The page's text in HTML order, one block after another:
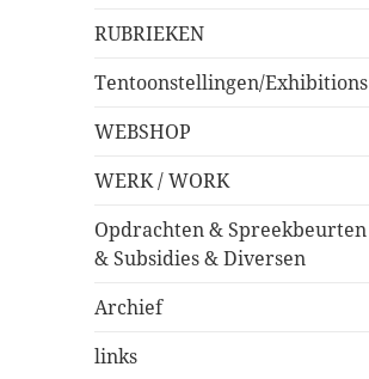
RUBRIEKEN
Tentoonstellingen/Exhibitions
WEBSHOP
WERK / WORK
Opdrachten & Spreekbeurten
& Subsidies & Diversen
Archief
links